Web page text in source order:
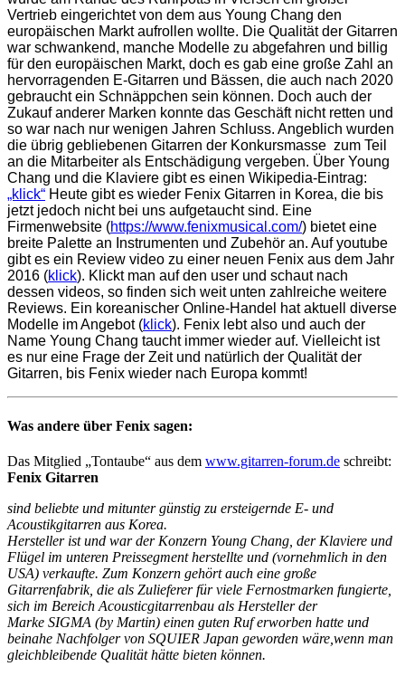
Vertrieb eingerichtet von dem aus Young Chang den
europäischen Markt aufrollen wollte. Die Qualität der Gitarren
war schwankend, manche Modelle zu abgefahren und billig
für den europäischen Markt, doch es gab eine große Zahl an
hervorragenden E-Gitarren und Bässen, die auch nach 2020
gebraucht ein Schnäppchen sein können. Doch auch der
Zukauf anderer Marken konnte das Geschäft nicht retten und
so war nach nur wenigen Jahren Schluss. Angeblich wurden
die übrig gebliebenen Gitarren der Konkursmasse zum Teil
an die Mitarbeiter als Entschädigung vergeben. Über Young
Chang und die Klaviere gibt es einen Wikipedia-Eintrag:
„klick“ Heute gibt es wieder Fenix Gitarren in Korea, die bis
jetzt jedoch nicht bei uns aufgetaucht sind. Eine
Firmenwebsite (https://www.fenixmusical.com/) bietet eine
breite Palette an Instrumenten und Zubehör an. Auf youtube
gibt es ein Review video zu einer neuen Fenix aus dem Jahr
2016 (klick). Klickt man auf den user und schaut nach
dessen videos, so finden sich weit unten zahlreiche weitere
Reviews. Ein koreanischer Online-Handel hat aktuell diverse
Modelle im Angebot (klick). Fenix lebt also und auch der
Name Young Chang taucht immer wieder auf. Vielleicht ist
es nur eine Frage der Zeit und natürlich der Qualität der
Gitarren, bis Fenix wieder nach Europa kommt!
Was andere über Fenix sagen:
Das Mitglied „Tontaube“ aus dem www.gitarren-forum.de schreibt:
Fenix Gitarren
sind beliebte und mitunter günstig zu ersteigernde E- und
Acoustikgitarren aus Korea.
Hersteller ist und war der Konzern Young Chang, der Klaviere und
Flügel im unteren Preissegment herstellte und (vornehmlich in den
USA) verkaufte. Zum Konzern gehört auch eine große
Gitarrenfabrik, die als Zulieferer für viele Fernostmarken fungierte,
sich im Bereich Acousticgitarrenbau als Hersteller der
Marke SIGMA (by Martin) einen guten Ruf erworben hatte und
beinahe Nachfolger von SQUIER Japan geworden wäre,wenn man
gleichbleibende Qualität hätte bieten können.